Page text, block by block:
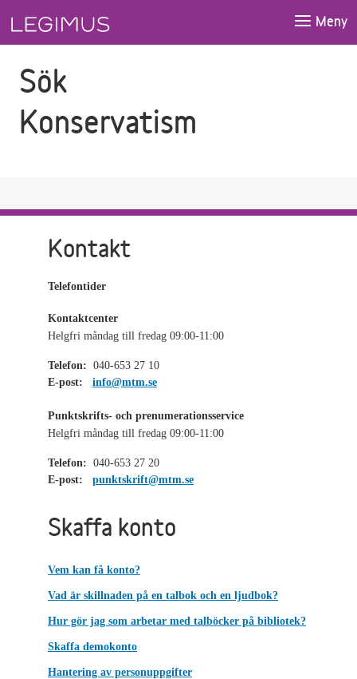
Meny
Sök
Konservatism
Kontakt
Telefontider
Kontaktcenter
Helgfri måndag till fredag 09:00-11:00
Telefon: 040-653 27 10
E-post:
info@mtm.se
Punktskrifts- och prenumerationsservice
Helgfri måndag till fredag 09:00-11:00
Telefon: 040-653 27 20
E-post:
punktskrift@mtm.se
Skaffa konto
Vem kan få konto?
Vad är skillnaden på en talbok och en ljudbok?
Hur gör jag som arbetar med talböcker på bibliotek?
Skaffa demokonto
Hantering av personuppgifter